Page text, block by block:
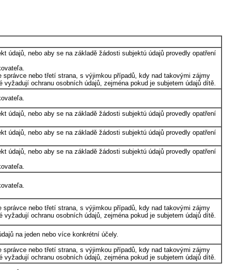
údajů, nebo aby se na základě žádosti subjektú údajů provedly opatření
nebo třetí strana, s výjimkou případů, kdy nad takovými zájmy
ochranu osobních údajů, zejména pokud je subjetem údajů dítě.
údajů, nebo aby se na základě žádosti subjektú údajů provedly opatření
údajů, nebo aby se na základě žádosti subjektú údajů provedly opatření
údajů, nebo aby se na základě žádosti subjektú údajů provedly opatření
nebo třetí strana, s výjimkou případů, kdy nad takovými zájmy
ochranu osobních údajů, zejména pokud je subjetem údajů dítě.
na jeden nebo více konkrétní účely.
nebo třetí strana, s výjimkou případů, kdy nad takovými zájmy
ochranu osobních údajů, zejména pokud je subjetem údajů dítě.